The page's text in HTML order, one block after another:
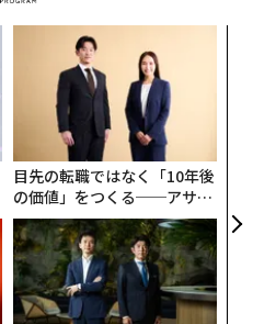
目先の転職ではなく「10年後
の価値」をつくる──アサイ
ンの長期伴走型支援とは